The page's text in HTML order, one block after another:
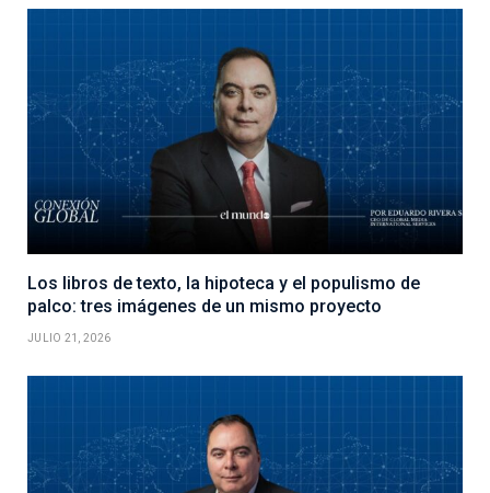
Los libros de texto, la hipoteca y el populismo de
palco: tres imágenes de un mismo proyecto
JULIO 21, 2026